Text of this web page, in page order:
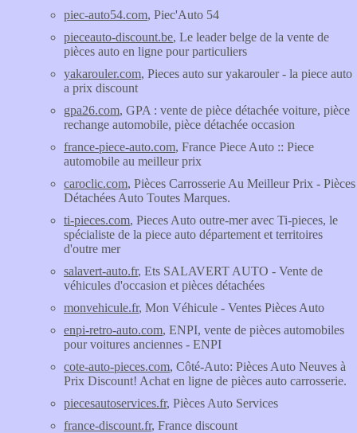
piec-auto54.com, Piec'Auto 54
pieceauto-discount.be, Le leader belge de la vente de
pièces auto en ligne pour particuliers
yakarouler.com, Pieces auto sur yakarouler - la piece auto
a prix discount
gpa26.com, GPA : vente de pièce détachée voiture, pièce
rechange automobile, pièce détachée occasion
france-piece-auto.com, France Piece Auto :: Piece
automobile au meilleur prix
caroclic.com, Pièces Carrosserie Au Meilleur Prix - Pièces
Détachées Auto Toutes Marques.
ti-pieces.com, Pieces Auto outre-mer avec Ti-pieces, le
spécialiste de la piece auto département et territoires
d'outre mer
salavert-auto.fr, Ets SALAVERT AUTO - Vente de
véhicules d'occasion et pièces détachées
monvehicule.fr, Mon Véhicule - Ventes Pièces Auto
enpi-retro-auto.com, ENPI, vente de pièces automobiles
pour voitures anciennes - ENPI
cote-auto-pieces.com, Côté-Auto: Pièces Auto Neuves à
Prix Discount! Achat en ligne de pièces auto carrosserie.
piecesautoservices.fr, Pièces Auto Services
france-discount.fr, France discount